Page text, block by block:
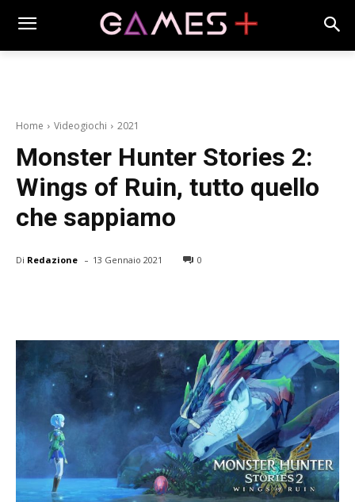
Home Videogiochi 2021
Monster Hunter Stories 2:
Wings of Ruin, tutto quello
che sappiamo
Di Redazione - 13 Gennaio 2021 0